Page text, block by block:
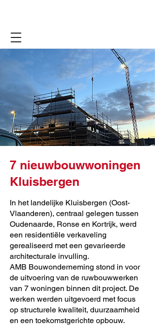
7 nieuwbouwwoningen
Kluisbergen
In het landelijke Kluisbergen (Oost-
Vlaanderen), centraal gelegen tussen
Oudenaarde, Ronse en Kortrijk, werd
een residentiële verkaveling
gerealiseerd met een gevarieerde
architecturale invulling.
AMB Bouwonderneming stond in voor
de uitvoering van de ruwbouwwerken
van 7 woningen binnen dit project. De
werken werden uitgevoerd met focus
op structurele kwaliteit, duurzaamheid
en een toekomstgerichte opbouw.